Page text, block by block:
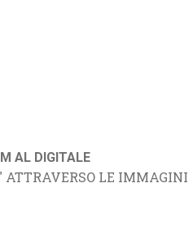
AL DIGITALE
LE IMMAGINI